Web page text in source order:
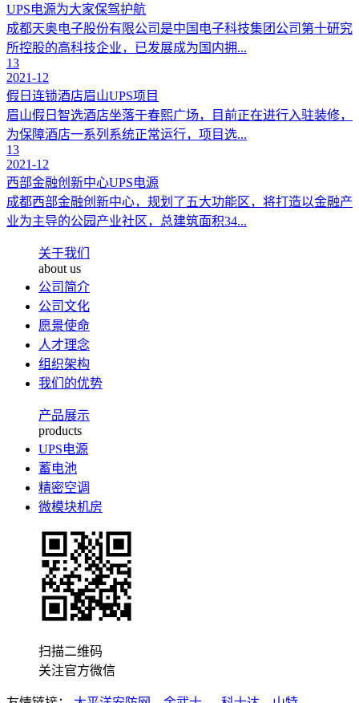
UPS电源为大家保驾护航
成都天奥电子股份有限公司是中国电子科技集团公司第十研究
所控股的高科技企业，已发展成为国内拥...
13
2021-12
假日连锁酒店眉山UPS项目
眉山假日智选酒店坐落于春熙广场，目前正在进行入驻装修，
为保障酒店一系列系统正常运行，项目选...
13
2021-12
西部金融创新中心UPS电源
成都西部金融创新中心，规划了五大功能区，将打造以金融产
业为主导的公园产业社区，总建筑面积34...
关于我们
about us
公司简介
公司文化
愿景使命
人才理念
组织架构
我们的优势
产品展示
products
UPS电源
蓄电池
精密空调
微模块机房
扫描二维码
关注官方微信